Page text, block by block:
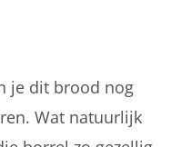
je dit brood nog
Wat natuurlijk